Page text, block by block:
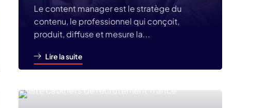
Le content manager est le stratège du
contenu, le professionnel qui conçoit,
produit, diffuse et mesure la...
Lire la suite